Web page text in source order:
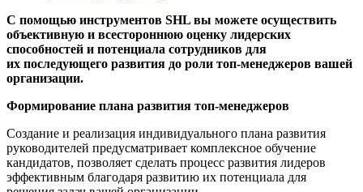
С помощью инструментов SHL вы можете осуществить
объективную и всестороннюю оценку лидерских
способностей и потенциала сотрудников для
их последующего развития до роли топ-менеджеров вашей
организации.
Формирование плана развития топ-менеджеров
Создание и реализация индивидуального плана развития
руководителей предусматривает комплексное обучение
кандидатов, позволяет сделать процесс развития лидеров
эффективным благодаря развитию их потенциала для